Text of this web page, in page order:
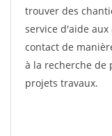
trouver des
service d'aide
contact de
à la recherche de
projets travaux.